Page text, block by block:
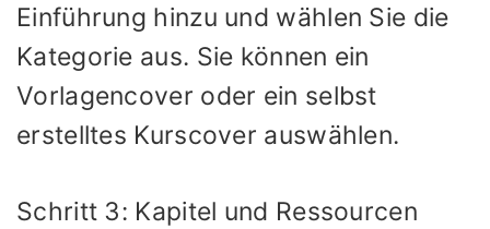
Einführung hinzu und wählen Sie die
Kategorie aus. Sie können ein
Vorlagencover oder ein selbst
erstelltes Kurscover auswählen.
Schritt 3: Kapitel und Ressourcen